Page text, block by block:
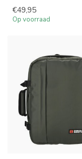
€49,95
Op voorraad